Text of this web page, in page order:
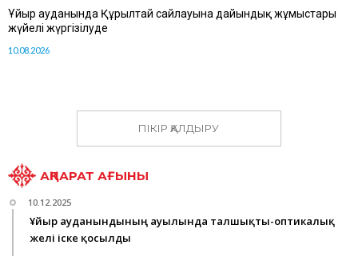
Ұйғыр ауданында Құрылтай сайлауына дайындық жұмыстары
жүйелі жүргізілуде
10.08.2026
ПІКІР ҚАЛДЫРУ
АҚПАРАТ АҒЫНЫ
10.12.2025
Ұйғыр ауданындының ауылында талшықты-оптикалық
желі іске қосылды